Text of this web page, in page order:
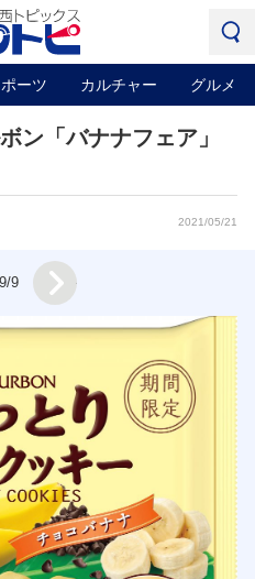
ーツ カルチャー グルメ
「バナナフェア」
2021/05/21
9/9 Next